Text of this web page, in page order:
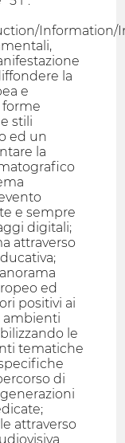
Information/
la
e
stili
ed un
la
e sempre
digitali;
attraverso
ed
positivi ai
ambienti
le
tematiche
di
attraverso